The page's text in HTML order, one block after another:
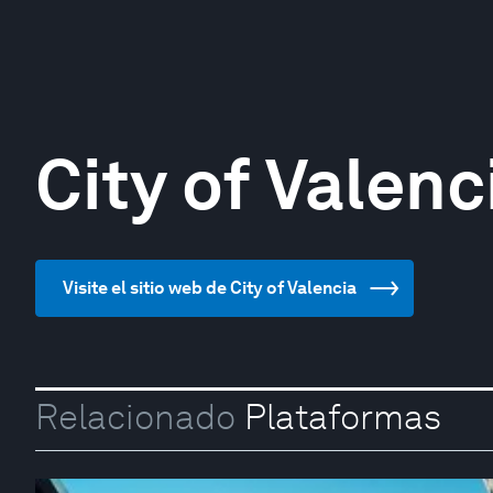
City of
Visite el sitio web de City of Valencia
Relacionado Plataformas